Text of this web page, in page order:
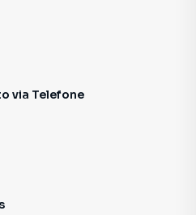
e uma central de
atender proprietários e
via Telefone